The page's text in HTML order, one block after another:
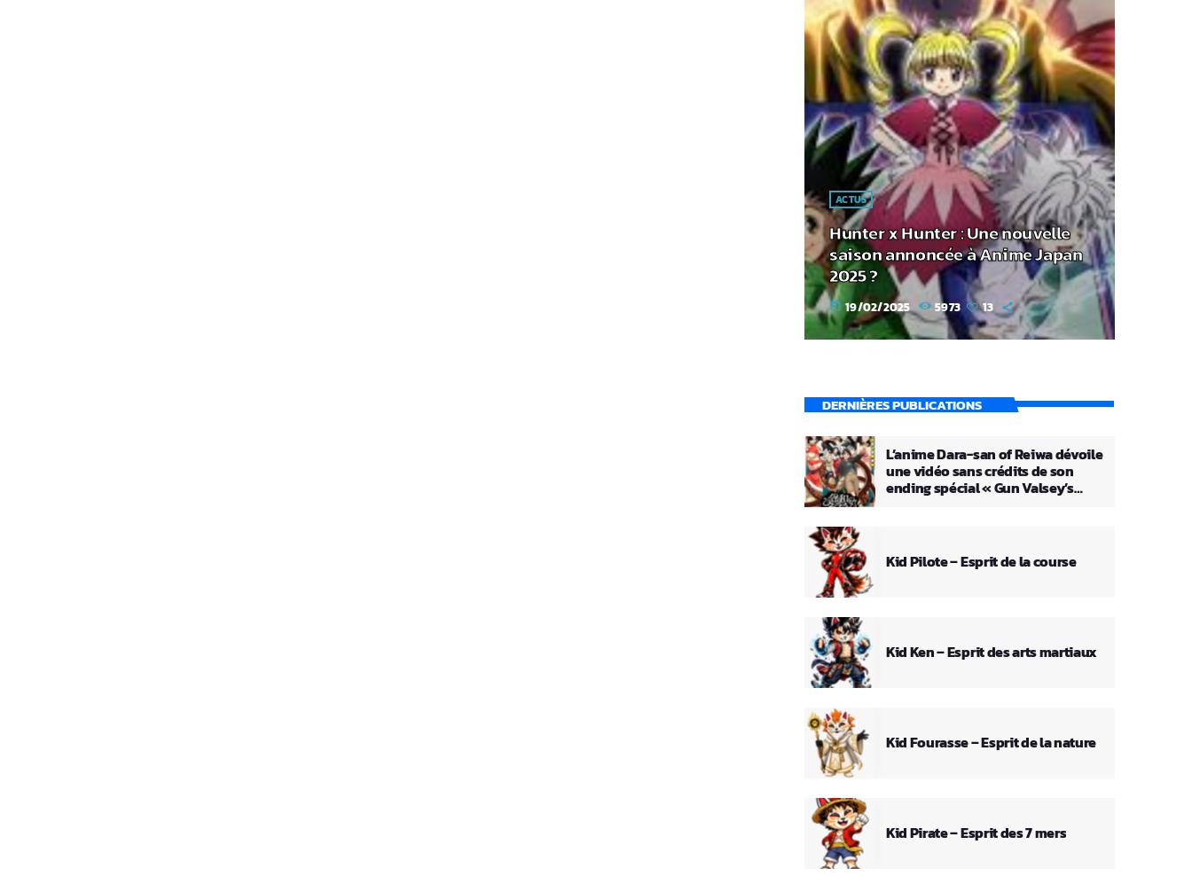
ACTUS
Hunter x Hunter : Une nouvelle
saison annoncée à Anime Japan
2025 ?
today 19/02/2025 5973 13
DERNIÈRES PUBLICATIONS
L’anime Dara-san of Reiwa dévoile
une vidéo sans crédits de son
ending spécial « Gun Valsey’s
Kid Pilote – Esprit de la course
Kid Ken – Esprit des arts martiaux
Kid Fourasse – Esprit de la nature
Kid Pirate – Esprit des 7 mers